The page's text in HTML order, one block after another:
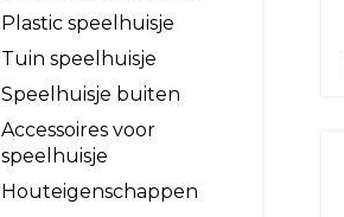
Plastic speelhuisje
Tuin speelhuisje
Speelhuisje buiten
Accessoires voor
speelhuisje
Houteigenschappen